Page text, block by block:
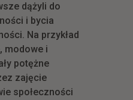
dążyli do
i bycia
Na przykład
modowe i
potężne
zajęcie
społeczności